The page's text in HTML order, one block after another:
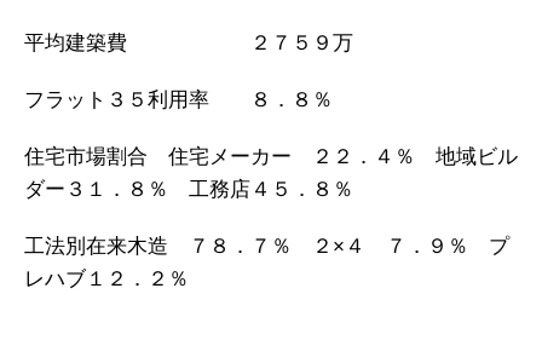
平均建築費 ２７５９万
フラット３５利用率 ８．８％
住宅市場割合 住宅メーカー ２２．４％ 地域ビル
ダー３１．８％ 工務店４５．８％
工法別在来木造 ７８．７％ ２×４ ７．９％ プ
レハブ１２．２％